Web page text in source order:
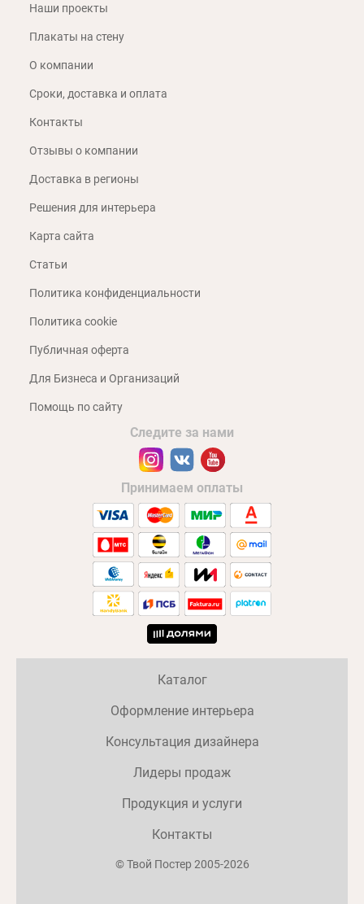
Наши проекты
Плакаты на стену
О компании
Сроки, доставка и оплата
Контакты
Отзывы о компании
Доставка в регионы
Решения для интерьера
Карта сайта
Статьи
Политика конфиденциальности
Политика cookie
Публичная оферта
Для Бизнеса и Организаций
Помощь по сайту
Следите за нами
Принимаем оплаты
© Твой Постер 2005-2026
Каталог
Оформление интерьера
Консультация дизайнера
Лидеры продаж
Продукция и услуги
Контакты